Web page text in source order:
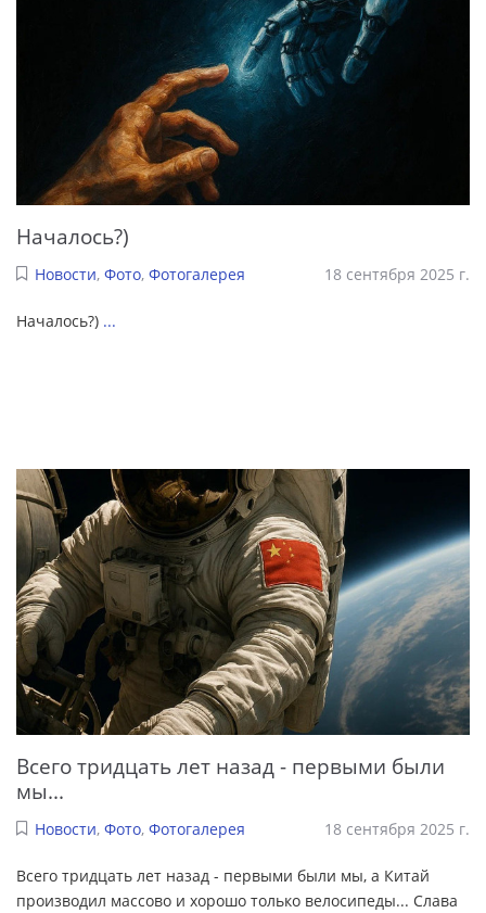
Началось?)
Новости, Фото, Фотогалерея 18 сентября 2025 г.
Началось?) ...
Всего тридцать лет назад - первыми были
мы...
Новости, Фото, Фотогалерея 18 сентября 2025 г.
Всего тридцать лет назад - первыми были мы, а Китай
производил массово и хорошо только велосипеды... Слава